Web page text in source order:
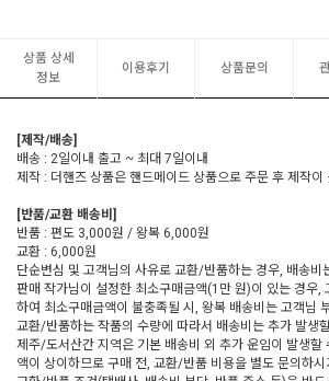
상품 상세
정보
이용후기 상품문의
[제작/배송]
배송 : 2일이내 출고 ~ 최대 7일이내
제작 : 더핸즈 상품은 핸드메이드 상품으로 주문 후 제작이
[반품/교환 배송비]
반품 : 편도 3,000원 / 왕복 6,000원
교환 : 6,000원
단순변심 및 고객님의 사유로 교환/반품하는 경우, 배송비
판매 작가님이 설정한 최소구매금액(1만 원)이 있는 경우,
하여 최소구매금액이 불충족될 시, 왕복 배송비는 고객님
교환/반품하는 작품의 수량에 따라서 배송비는 추가 발생
제주/도서산간 지역은 기본 배송비 외 추가 운임이 발생할
액이 상이하므로 구매 전, 교환/반품 비용을 별도 문의하